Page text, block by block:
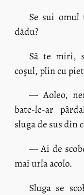
Se sui omul
dădu?
Să te miri,
coşul, plin cu
— Aoleo,
bate-le-ar
sluga de sus din
— Ai de
mai urla acolo.
Sluga se